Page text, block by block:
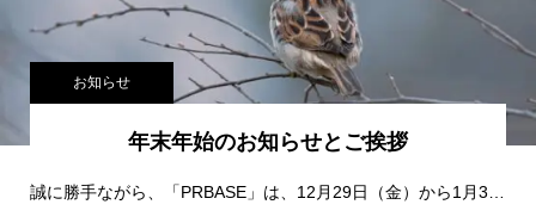
お知らせ
年末年始のお知らせとご挨拶